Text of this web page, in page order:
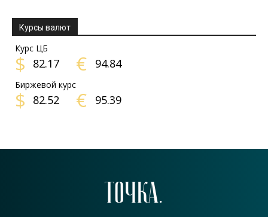
Курсы валют
Курс ЦБ
$ 82.17 € 94.84
Биржевой курс
$ 82.52 € 95.39
ТОЧКА.